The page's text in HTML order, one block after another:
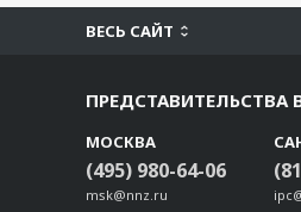
ВЕСЬ САЙТ
ПРЕДСТАВИТЕЛЬСТВА
МОСКВА
(495) 980-64-06
msk@nnz.ru